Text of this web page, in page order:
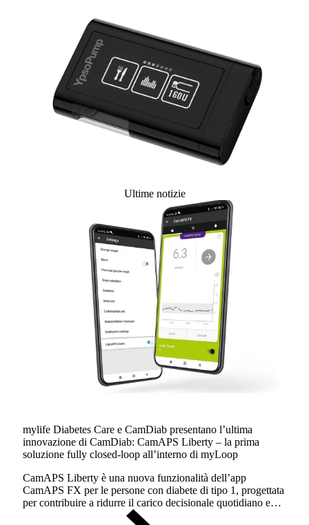
Ultime notizie
mylife Diabetes Care e CamDiab presentano l’ultima
innovazione di CamDiab: CamAPS Liberty – la prima
soluzione fully closed-loop all’interno di myLoop
CamAPS Liberty è una nuova funzionalità dell’app
CamAPS FX per le persone con diabete di tipo 1, progettata
per contribuire a ridurre il carico decisionale quotidiano e
offrire maggiore flessibilità, in particolare nei momenti